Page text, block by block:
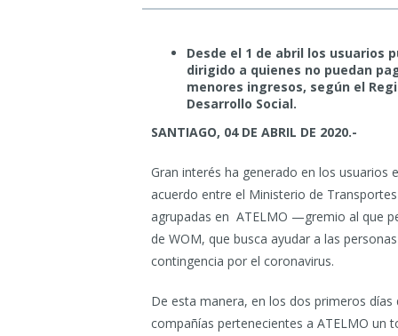
Desde el 1 de abril los usuarios
dirigido a quienes no puedan
menores ingresos, según el
Desarrollo Social.
SANTIAGO, 04 DE ABRIL DE 2020.-
Gran interés ha generado en los usuarios
acuerdo entre el Ministerio de
agrupadas en ATELMO —gremio al que
de WOM, que busca ayudar a las
contingencia por el coronavirus.
De esta manera, en los dos primeros
compañías pertenecientes a ATELMO un